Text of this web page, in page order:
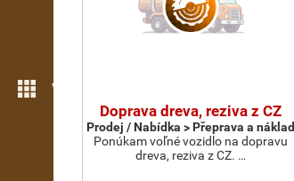
Více možností
Doprava dreva, reziva z CZ
Prodej / Nabídka > Přeprava a náklad
Ponúkam voľné vozidlo na dopravu
dreva, reziva z CZ. …